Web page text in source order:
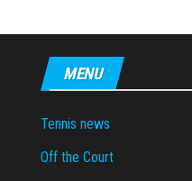
MENU
Tennis news
Off the Court